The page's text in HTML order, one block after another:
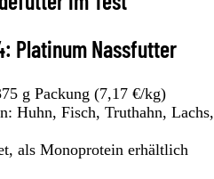
Platinum Nassfutter
g Packung (7,17 €/kg)
Huhn, Fisch, Truthahn, Lachs,
als Monoprotein erhältlich